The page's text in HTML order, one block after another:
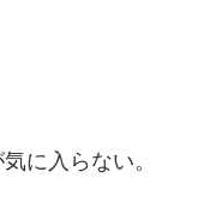
に入らない。